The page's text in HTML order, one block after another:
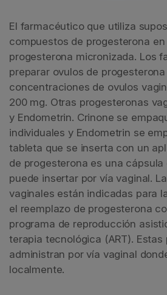
El farmacéutico que utiliza
compuestos de progesterona en
progesterona micronizada. Los
preparar ovulos de
concentraciones de ovulos
200 mg. Otras progesteronas
y Endometrin. Crinone se
individuales y Endometrin se
tableta que se inserta con un
de progesterona es una cápsula
puede insertar por vía vaginal.
vaginales están indicadas para
el reemplazo de progesterona
programa de reproducción
terapia tecnológica (ART). Estas
administran por vía vaginal
localmente.